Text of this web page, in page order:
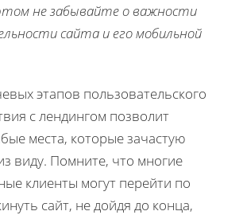
не забывайте о важности
сайта и его мобильной
этапов пользовательского
с лендингом позволит
места, которые зачастую
виду. Помните, что многие
клиенты могут перейти по
сайт, не дойдя до конца,